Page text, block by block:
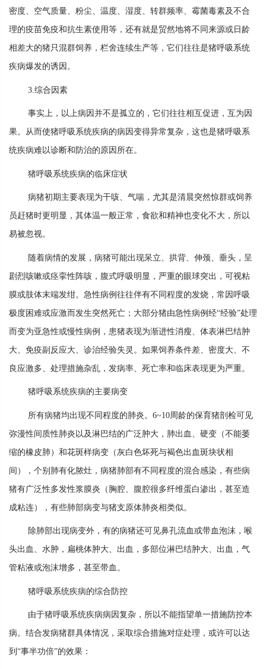
密度、空气质量、粉尘、温度、湿度、转群频率、霉菌毒素及不合
理的疫苗免疫和抗生素使用等，还有就是贸然地将不同来源或日龄
相差大的猪只混群饲养，栏舍连续生产等，它们往往是猪呼吸系统
疾病爆发的诱因。
3.综合因素
事实上，以上病因并不是孤立的，它们往往相互促进，互为因
果。从而使猪呼吸系统疾病的病因变得异常复杂，这也是猪呼吸系
统疾病难以诊断和防治的原因所在。
猪呼吸系统疾病的临床症状
病猪初期主要表现为干咳、气喘，尤其是清晨突然惊群或饲养
员赶猪时更明显，其体温一般正常，食欲和精神也变化不大，所以
易被忽视。
随着病情的发展，病猪可能出现呆立、拱背、伸颈、垂头，呈
剧烈咳嗽或痉挛性阵咳，腹式呼吸明显，严重的眼球突出，可视粘
膜或肢体末端发绀。急性病例往往伴有不同程度的发烧，常因呼吸
极度困难或应激而发生突然死亡；大部分猪由急性病例经“经验”处理
而变为亚急性或慢性病例，患猪表现为渐进性消瘦、体表淋巴结肿
大、免疫副反应大、诊治经验失灵。如果饲养条件差、密度大、不
良应激多、处理措施杂乱，发病率、死亡率和临床表现更为严重。
猪呼吸系统疾病的主要病变
所有病猪均出现不同程度的肺炎。6~10周龄的保育猪剖检可见
弥漫性间质性肺炎以及淋巴结的广泛肿大，肺出血、硬变（不能萎
缩的橡皮肺）和花斑样病变（灰白色坏死与褐色出血斑块状相
间），个别肺有化脓灶，病猪肺部有不同程度的混合感染，有些病
猪有广泛性多发性浆膜炎（胸腔、腹腔很多纤维蛋白渗出，甚至造
成粘连），有些肺部病变与猪支原体肺炎相类似。
除肺部出现病变外，有的病猪还可见鼻孔流血或带血泡沫，喉
头出血、水肿，扁桃体肿大、出血，多部位淋巴结肿大、出血，气
管粘液或泡沫增多，甚至带血。
猪呼吸系统疾病的综合防控
由于猪呼吸系统疾病病因复杂，所以不能指望单一措施防控本
病。结合发病猪群具体情况，采取综合措施对症处理，或许可以达
到“事半功倍”的效果：